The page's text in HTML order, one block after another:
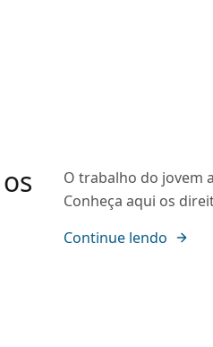
O trabalho do jovem
Conheça aqui os
Continue lendo